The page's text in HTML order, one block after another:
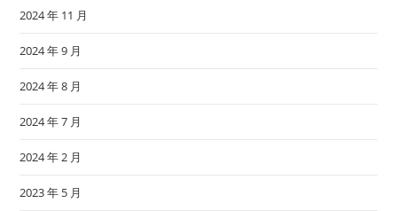
2024 年 11 月
2024 年 9 月
2024 年 8 月
2024 年 7 月
2024 年 2 月
2023 年 5 月